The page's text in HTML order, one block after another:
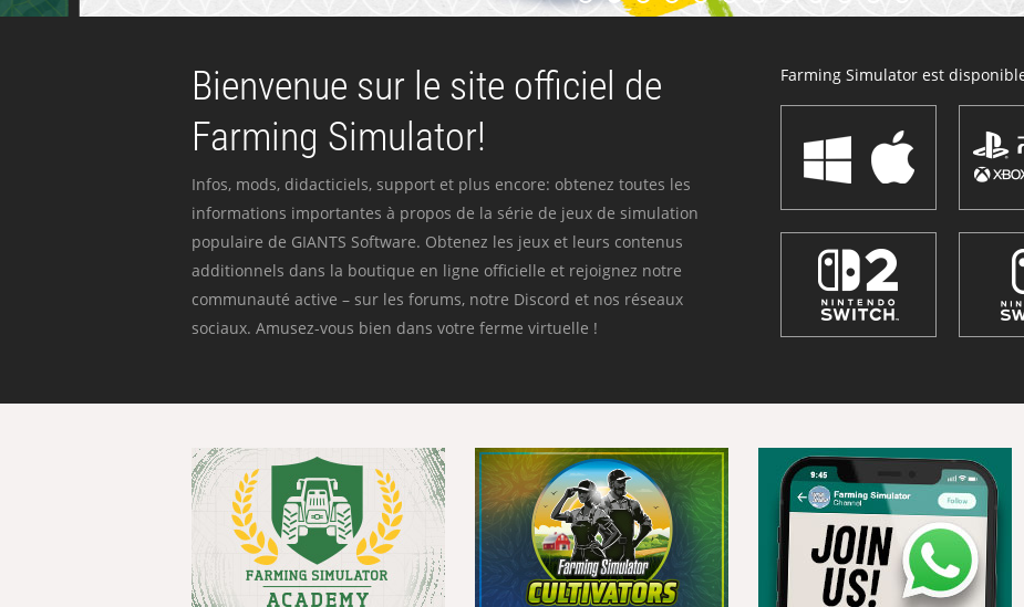
Bienvenue sur le site officiel de
Farming Simulator!
Infos, mods, didacticiels, support et plus encore: obtenez toutes les
informations importantes à propos de la série de jeux de simulation
populaire de GIANTS Software. Obtenez les jeux et leurs contenus
additionnels dans la boutique en ligne officielle et rejoignez notre
communauté active – sur les forums, notre Discord et nos réseaux
sociaux. Amusez-vous bien dans votre ferme virtuelle !
Farming Simulator est